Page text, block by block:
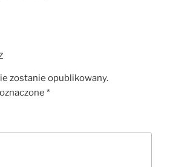
zostanie opublikowany.
*